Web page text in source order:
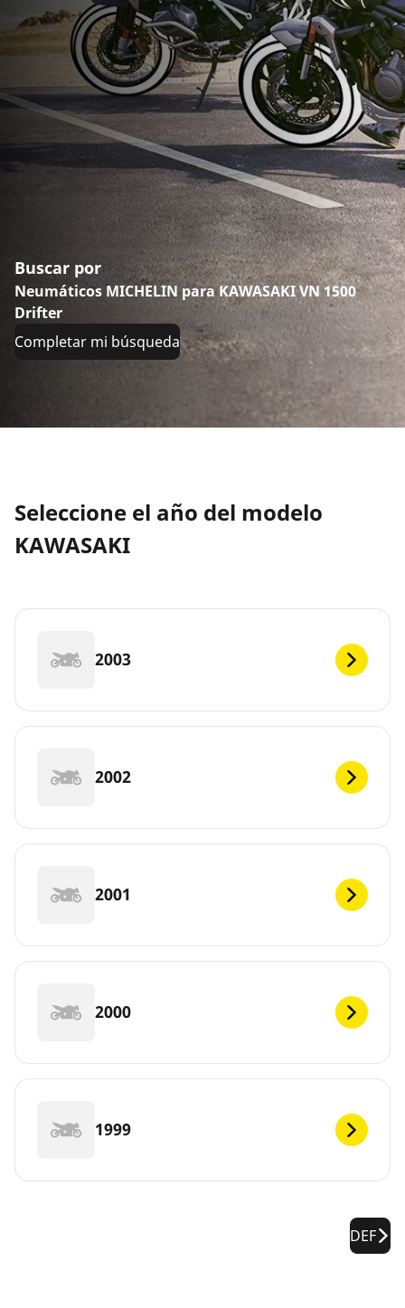
Buscar por
Neumáticos MICHELIN para KAWASAKI VN 1500
Drifter
Completar mi búsqueda
Seleccione el año del modelo
KAWASAKI
2003
2002
2001
2000
1999
DEF